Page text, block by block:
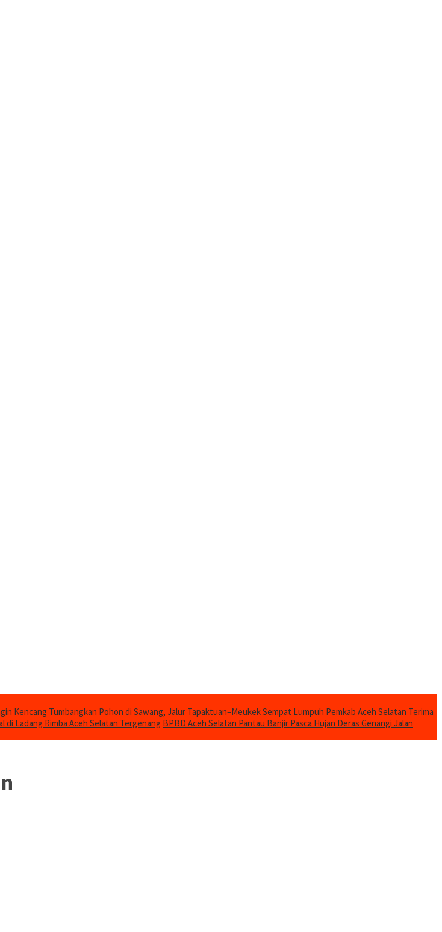
Kencang Tumbangkan Pohon di Sawang, Jalur Tapaktuan–Meukek Sempat Lumpuh Pemkab Aceh Selatan Terima
di Ladang Rimba Aceh Selatan Tergenang BPBD Aceh Selatan Pantau Banjir Pasca Hujan Deras Genangi Jalan